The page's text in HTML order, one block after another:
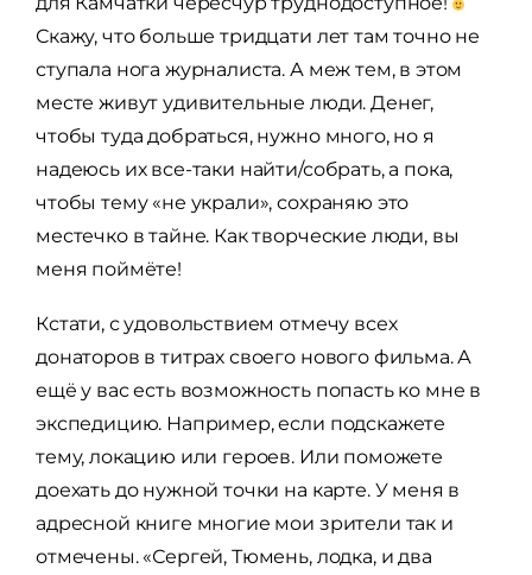
Скажу, что больше тридцати лет там точно не
ступала нога журналиста. А меж тем, в этом
месте живут удивительные люди. Денег,
чтобы туда добраться, нужно много, но я
надеюсь их все-таки найти/собрать, а пока,
чтобы тему «не украли», сохраняю это
местечко в тайне. Как творческие люди, вы
меня поймёте!
Кстати, с удовольствием отмечу всех
донаторов в титрах своего нового фильма. А
ещё у вас есть возможность попасть ко мне в
экспедицию. Например, если подскажете
тему, локацию или героев. Или поможете
доехать до нужной точки на карте. У меня в
адресной книге многие мои зрители так и
отмечены. «Сергей, Тюмень, лодка, и два